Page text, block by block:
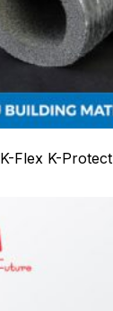
K-Flex K-Protect